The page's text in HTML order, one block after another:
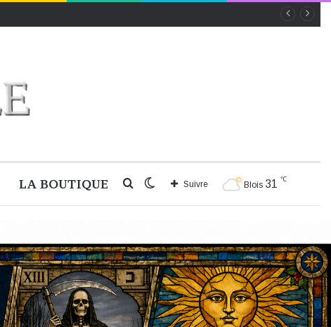
LA BOUTIQUE Blois 31 ℃
Suivre
Switch
Rechercher